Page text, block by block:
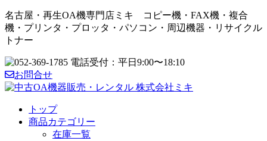
名古屋・再生OA機専門店ミキ コピー機・FAX機・複合
機・プリンタ・プロッタ・パソコン・周辺機器・リサイクル
トナー
お問合せ
トップ
商品カテゴリー
在庫一覧